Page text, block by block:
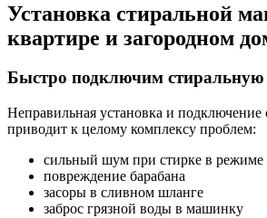
Установка стиральной
квартире и загородном
Быстро подключим
Неправильная установка и
приводит к целому комплексу проблем:
сильный шум при стирке в режиме
повреждение барабана
засоры в сливном шланге
заброс грязной воды в машинку